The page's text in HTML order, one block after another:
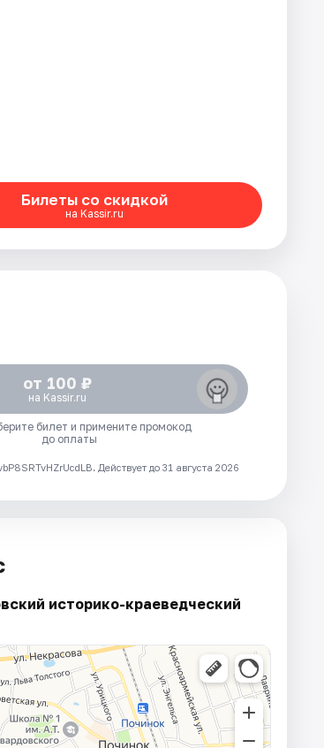
Билеты со скидкой
на Kassir.ru
от 100 ₽
на Kassir.ru
билет и примените промокод
до оплаты
Действует до 31 августа 2026
историко-краеведческий